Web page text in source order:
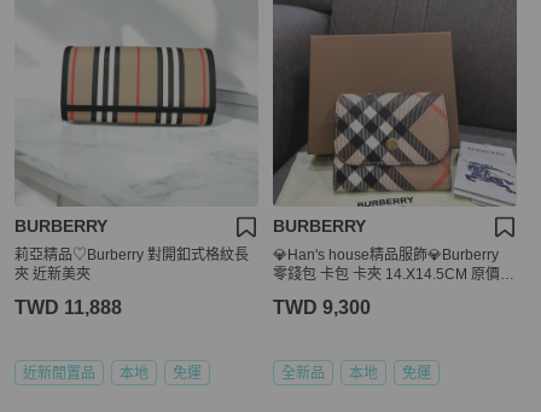
BURBERRY
莉亞精品♡Burberry 對開釦式格紋長
夾 近新美夾
TWD 11,888
近新閒置品 本地 免運
BURBERRY
💎Han's house精品服飾💎Burberry
零錢包 卡包 卡夾 14.X14.5CM 原價1
TWD 9,300
全新品 本地 免運